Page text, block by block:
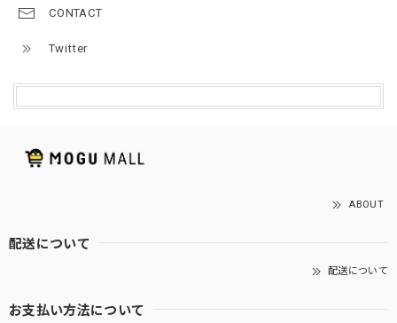
CONTACT
Twitter
ABOUT
配送について
配送について
お支払い方法について